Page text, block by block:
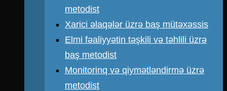
metodist
Xarici əlaqələr üzrə baş mütəxəssis
Elmi fəaliyyətin təşkili və təhlili üzrə
baş metodist
Monitorinq və qiymətləndirmə üzrə
metodist